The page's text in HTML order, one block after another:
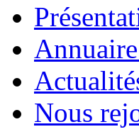
Nous